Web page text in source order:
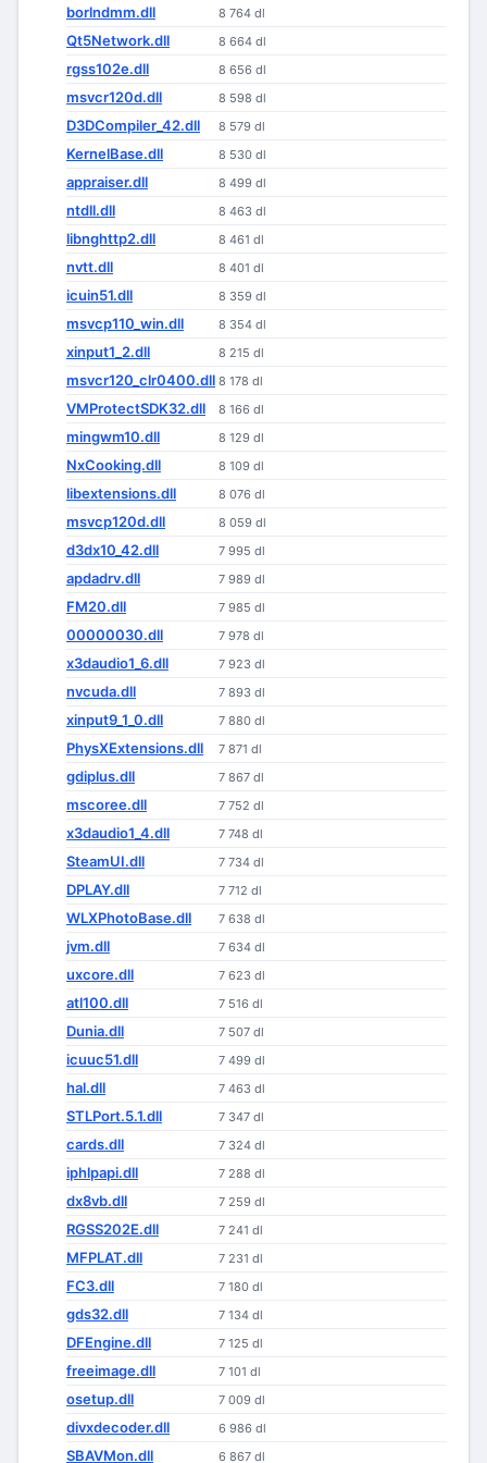
borlndmm.dll 8 764 dl
Qt5Network.dll 8 664 dl
rgss102e.dll 8 656 dl
msvcr120d.dll 8 598 dl
D3DCompiler_42.dll 8 579 dl
KernelBase.dll 8 530 dl
appraiser.dll 8 499 dl
ntdll.dll 8 463 dl
libnghttp2.dll 8 461 dl
nvtt.dll 8 401 dl
icuin51.dll 8 359 dl
msvcp110_win.dll 8 354 dl
xinput1_2.dll 8 215 dl
msvcr120_clr0400.dll 8 178 dl
VMProtectSDK32.dll 8 166 dl
mingwm10.dll 8 129 dl
NxCooking.dll 8 109 dl
libextensions.dll 8 076 dl
msvcp120d.dll 8 059 dl
d3dx10_42.dll 7 995 dl
apdadrv.dll 7 989 dl
FM20.dll 7 985 dl
00000030.dll 7 978 dl
x3daudio1_6.dll 7 923 dl
nvcuda.dll 7 893 dl
xinput9_1_0.dll 7 880 dl
PhysXExtensions.dll 7 871 dl
gdiplus.dll 7 867 dl
mscoree.dll 7 752 dl
x3daudio1_4.dll 7 748 dl
SteamUI.dll 7 734 dl
DPLAY.dll 7 712 dl
WLXPhotoBase.dll 7 638 dl
jvm.dll 7 634 dl
uxcore.dll 7 623 dl
atl100.dll 7 516 dl
Dunia.dll 7 507 dl
icuuc51.dll 7 499 dl
hal.dll 7 463 dl
STLPort.5.1.dll 7 347 dl
cards.dll 7 324 dl
iphlpapi.dll 7 288 dl
dx8vb.dll 7 259 dl
RGSS202E.dll 7 241 dl
MFPLAT.dll 7 231 dl
FC3.dll 7 180 dl
gds32.dll 7 134 dl
DFEngine.dll 7 125 dl
freeimage.dll 7 101 dl
osetup.dll 7 009 dl
divxdecoder.dll 6 986 dl
SBAVMon.dll 6 867 dl